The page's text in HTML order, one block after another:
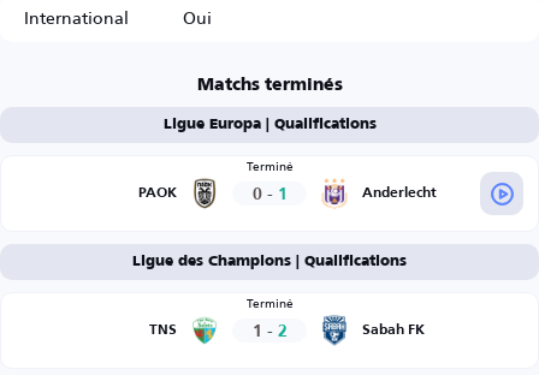
International
Oui
Matchs terminés
Ligue Europa | Qualifications
PAOK
Terminé
0 - 1 Anderlecht
Ligue des Champions | Qualifications
TNS
Terminé
1 - 2 Sabah FK